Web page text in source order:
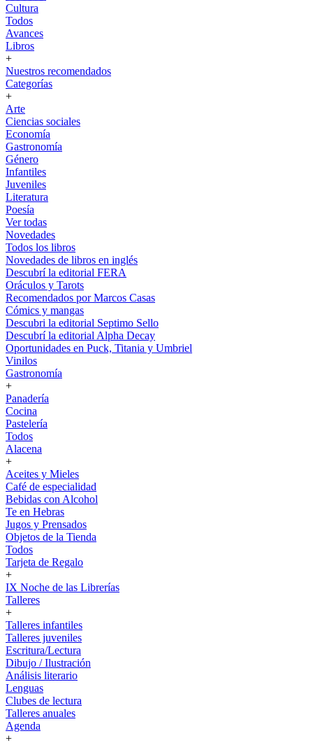
Cultura
Todos
Avances
Libros
+
Nuestros recomendados
Categorías
+
Arte
Ciencias sociales
Economía
Gastronomía
Género
Infantiles
Juveniles
Literatura
Poesía
Ver todas
Novedades
Todos los libros
Novedades de libros en inglés
Descubrí la editorial FERA
Oráculos y Tarots
Recomendados por Marcos Casas
Cómics y mangas
Descubri la editorial Septimo Sello
Descubrí la editorial Alpha Decay
Oportunidades en Puck, Titania y Umbriel
Vinilos
Gastronomía
+
Panadería
Cocina
Pastelería
Todos
Alacena
+
Aceites y Mieles
Café de especialidad
Bebidas con Alcohol
Te en Hebras
Jugos y Prensados
Objetos de la Tienda
Todos
Tarjeta de Regalo
+
IX Noche de las Librerías
Talleres
+
Talleres infantiles
Talleres juveniles
Escritura/Lectura
Dibujo / Ilustración
Análisis literario
Lenguas
Clubes de lectura
Talleres anuales
Agenda
+